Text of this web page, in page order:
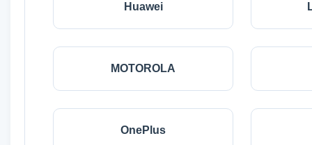
Huawei
MOTOROLA
OnePlus